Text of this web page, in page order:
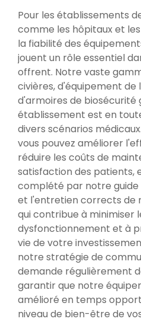
Pour les établissements
comme les hôpitaux et
la fiabilité des
jouent un rôle essentiel
offrent. Notre vaste
civières, d'équipement
d'armoires de
établissement est en
divers scénarios
vous pouvez améliorer
réduire les coûts de
satisfaction des patients,
complété par notre guide
et l'entretien corrects de
qui contribue à minimiser
dysfonctionnement et à
vie de votre
notre stratégie de
demande régulièrement
garantir que notre
amélioré en temps
niveau de bien-être de